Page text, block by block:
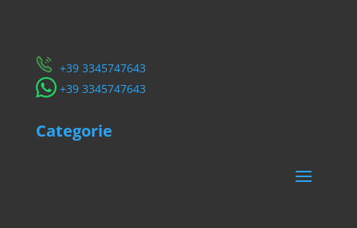
​+39 3345747643
​+39 3345747643
Categorie